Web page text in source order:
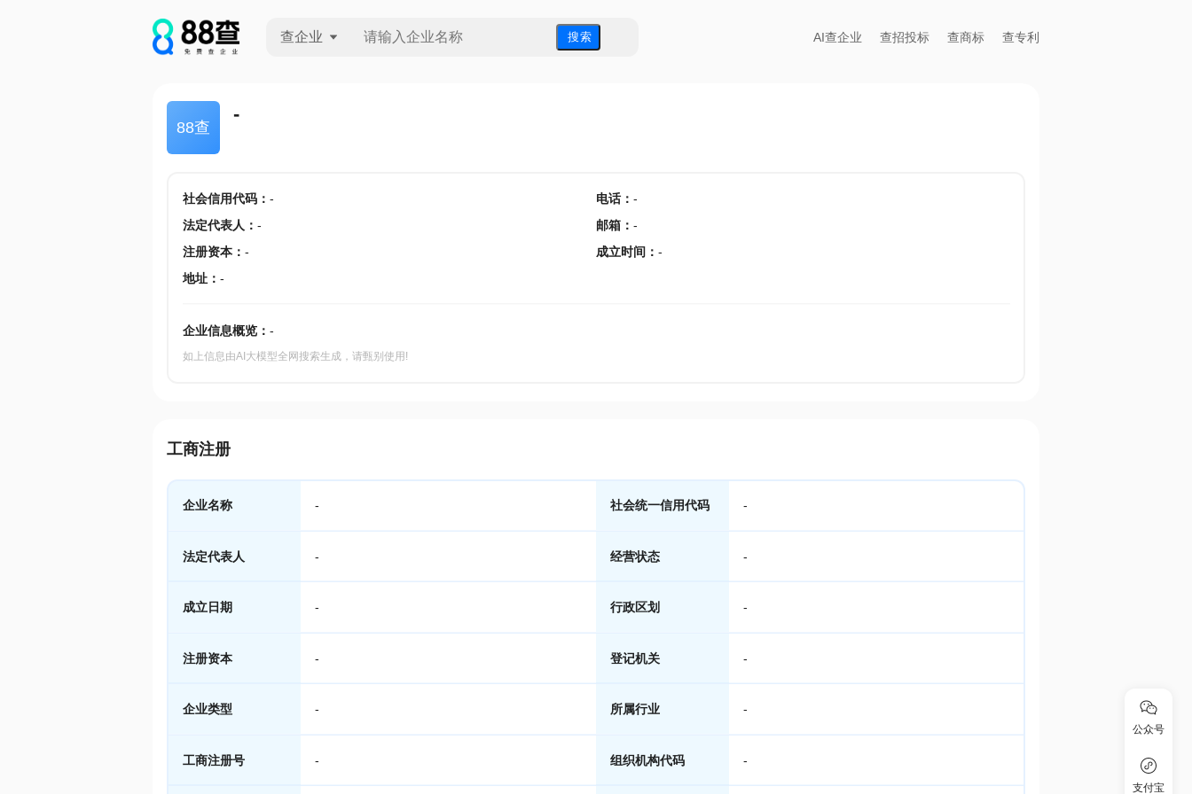
查企业 搜 索 AI查企业 查招投标 查商标 查专利
88查
-
社会信用代码： - 电话： -
法定代表人 ： - 邮箱 ： -
注册资本： - 成立时间 ： -
地址： -
企业信息概览： -
如上信息由AI大模型全网搜索生成，请甄别使用!
工商注册
企业名称 - 社会统一信用代码 -
法定代表人 - 经营状态 -
成立日期 - 行政区划 -
注册资本 - 登记机关 -
企业类型 - 所属行业 -
工商注册号 - 组织机构代码 -
公众号
支付宝